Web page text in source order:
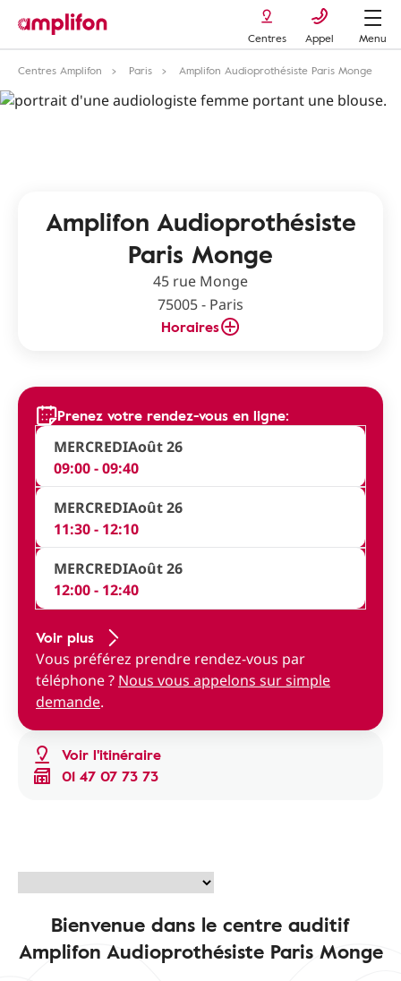
Centres Appel
Menu
Centres Amplifon
Paris Amplifon Audioprothésiste Paris Monge
Amplifon Audioprothésiste
Paris Monge
45 rue Monge
75005 - Paris
Horaires
Voir l'itinéraire
01 47 07 73 73
Prenez votre rendez-vous en ligne:
MERCREDIAoût 26
09:00 - 09:40
MERCREDIAoût 26
11:30 - 12:10
MERCREDIAoût 26
12:00 - 12:40
Voir plus
Vous préférez prendre rendez-vous par
téléphone ? Nous vous appelons sur simple
demande.
Bienvenue dans le centre auditif
Amplifon Audioprothésiste Paris Monge